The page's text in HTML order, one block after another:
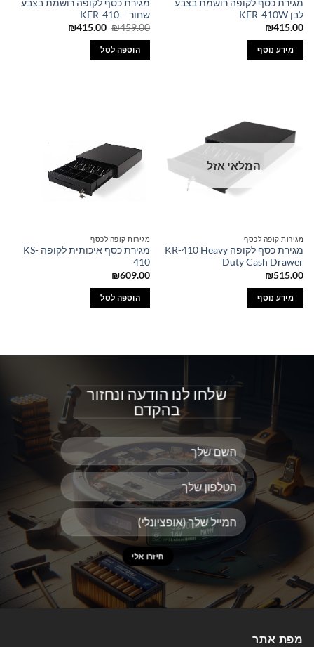
מגירת כסף לקופה רושמת בצבע
לבן KER-410W
₪415.00
מידע נוסף
מגירת כסף לקופה רושמת בצבע
שחור – KER-410
₪459.00
המחיר
היה:
₪459.00.
₪415.00
המחיר
הוספה לסל
המלאי אזל
מגירות קופה לכסף
מגירת כסף לקופה KR-410 Heavy
Duty Cash Drawer
₪515.00
מידע נוסף
מגירות קופה לכסף
מגירת כסף איכותית לקופה KS-
410
₪609.00
הוספה לסל
שלחו לנו הודעה ונחזור
בהקדם
מפת אתר